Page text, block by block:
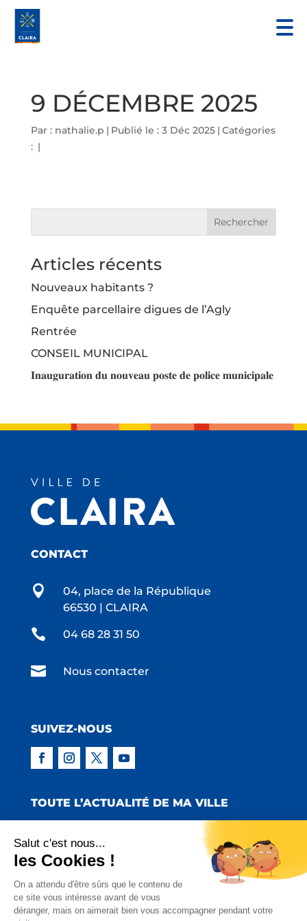
9 DÉCEMBRE 2025
Par : nathalie.p | Publié le : 3 Déc 2025 | Catégories
: |
Articles récents
Nouveaux habitants ?
Enquête parcellaire digues de l’Agly
Rentrée
CONSEIL MUNICIPAL
𝐈𝐧𝐚𝐮𝐠𝐮𝐫𝐚𝐭𝐢𝐨𝐧 𝐝𝐮 𝐧𝐨𝐮𝐯𝐞𝐚𝐮 𝐩𝐨𝐬𝐭𝐞 𝐝𝐞 𝐩𝐨𝐥𝐢𝐜𝐞 𝐦𝐮𝐧𝐢𝐜𝐢𝐩𝐚𝐥𝐞
CONTACT

04, place de la République
66530 | CLAIRA
 04 68 28 31 50
 Nous contacter
SUIVEZ-NOUS
TOUTE L’ACTUALITÉ DE MA VILLE
Copyright © 2022 Mairie de Claira | Réalisation
:Emmaluc Communication
Salut c'est nous...
les Cookies !
On a attendu d'être sûrs que le contenu de
ce site vous intéresse avant de vous
déranger, mais on aimerait bien vous accompagner pendant votre